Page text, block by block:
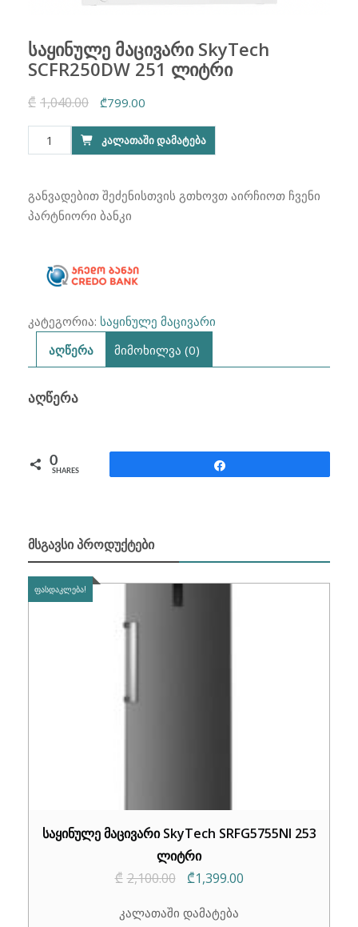
საყინულე მაცივარი SkyTech
SCFR250DW 251 ლიტრი
₾ 1,040.00
Original
price
was:
₾799.00
price
is:
რაოდენობა:
საყინულე
SkyTech
SCFR250DW
ᲙᲐᲚᲐᲗᲐᲨᲘ ᲓᲐᲛᲐᲢᲔᲑᲐ
განვადებით შეძენისთვის გთხოვთ აირჩიოთ ჩვენი
პარტნიორი ბანკი
კატეგორია: საყინულე მაცივარი
აღწერა
მიმოხილვა (0)
ᲐᲦᲬᲔᲠᲐ
0
SHARES
ᲛᲡᲒᲐᲕᲡᲘ ᲞᲠᲝᲓᲣᲥᲢᲔᲑᲘ
ᲤᲐᲡᲓᲐᲙᲚᲔᲑᲐ!
საყინულე მაცივარი SkyTech SRFG5755NI 253
ლიტრი
₾ 2,100.00
Original
was:
₾1,399.00Current
კალათაში დამატება